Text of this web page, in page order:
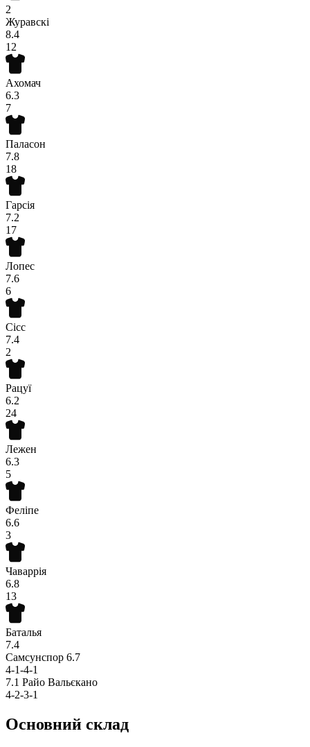
2
Журавскі
8.4
12
Ахомач
6.3
7
Паласон
7.8
18
Гарсія
7.2
17
Лопес
7.6
6
Сісс
7.4
2
Рацуї
6.2
24
Лежен
6.3
5
Феліпе
6.6
3
Чаваррія
6.8
13
Баталья
7.4
Самсунспор 6.7
4-1-4-1
7.1 Райо Вальєкано
4-2-3-1
Основний склад